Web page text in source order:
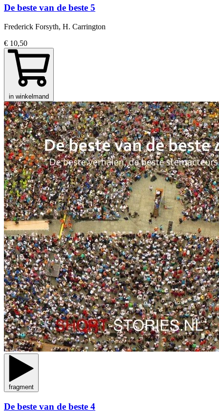
De beste van de beste 5
Frederick Forsyth, H. Carrington
€ 10,50
in winkelmand
fragment
De beste van de beste 4